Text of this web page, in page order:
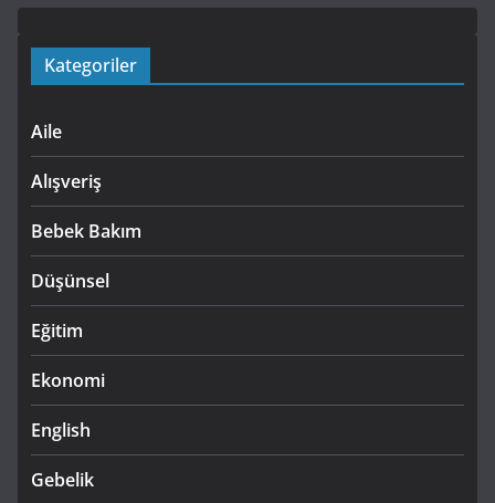
Kategoriler
Aile
Alışveriş
Bebek Bakım
Düşünsel
Eğitim
Ekonomi
English
Gebelik